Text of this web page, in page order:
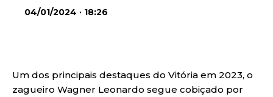
04/01/2024 · 18:26
Um dos principais destaques do Vitória em 2023, o
zagueiro Wagner Leonardo segue cobiçado por